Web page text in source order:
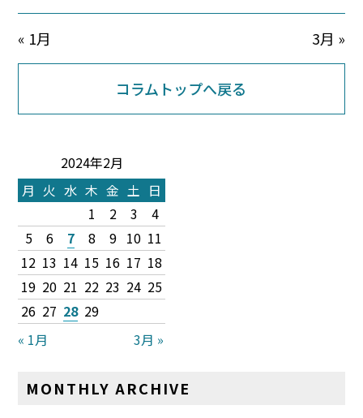
« 1月 3月 »
コラムトップへ戻る
2024年2月
月 火 水 木 金 土 日
1
2 3
4
5
6 7 8 9 10 11
12 13 14 15 16 17 18
19 20 21 22 23 24 25
26 27 28 29
« 1月
3月 »
MONTHLY ARCHIVE